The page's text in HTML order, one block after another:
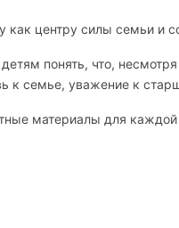
центру силы семьи и
понять, что,
к семье, уважение к
материалы для